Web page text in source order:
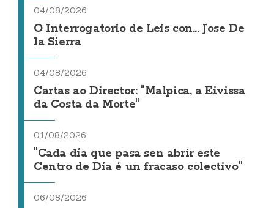
04/08/2026
O Interrogatorio de Leis con... Jose De
la Sierra
04/08/2026
Cartas ao Director: "Malpica, a Eivissa
da Costa da Morte"
01/08/2026
"Cada día que pasa sen abrir este
Centro de Día é un fracaso colectivo"
06/08/2026